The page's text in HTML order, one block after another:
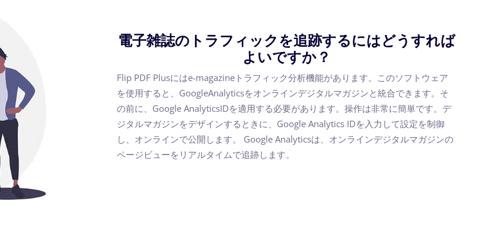
電子雑誌のトラフィックを追跡するにはどうすれば
よいですか？
Flip PDF Plusにはe-magazineトラフィック分析機能があります。このソフトウェア
を使用すると、GoogleAnalyticsをオンラインデジタルマガジンと統合できます。そ
の前に、Google AnalyticsIDを適用する必要があります。操作は非常に簡単です。デ
ジタルマガジンをデザインするときに、Google Analytics IDを入力して設定を制御
し、オンラインで公開します。 Google Analyticsは、オンラインデジタルマガジンの
ページビューをリアルタイムで追跡します。